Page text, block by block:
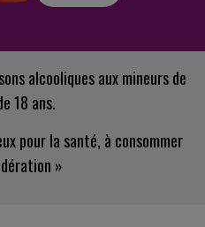
alcooliques aux mineurs de
18 ans.
pour la santé, à consommer
»